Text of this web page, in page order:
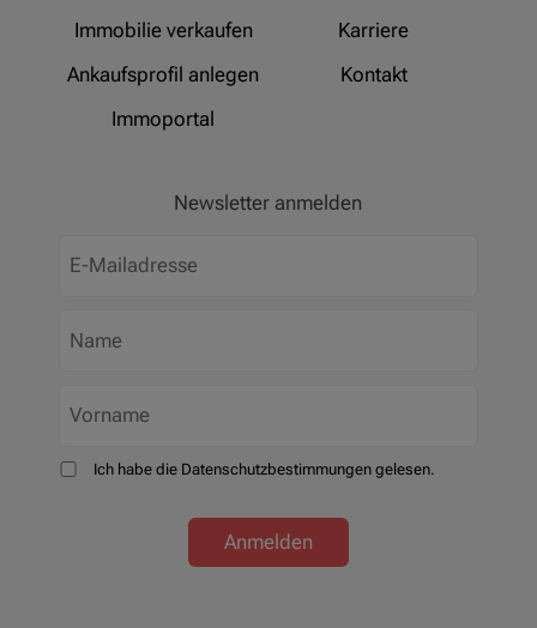
Immobilie verkaufen
Ankaufsprofil anlegen
Immoportal
Karriere
Kontakt
Newsletter anmelden
Ich habe die Datenschutzbestimmungen gelesen.
Anmelden